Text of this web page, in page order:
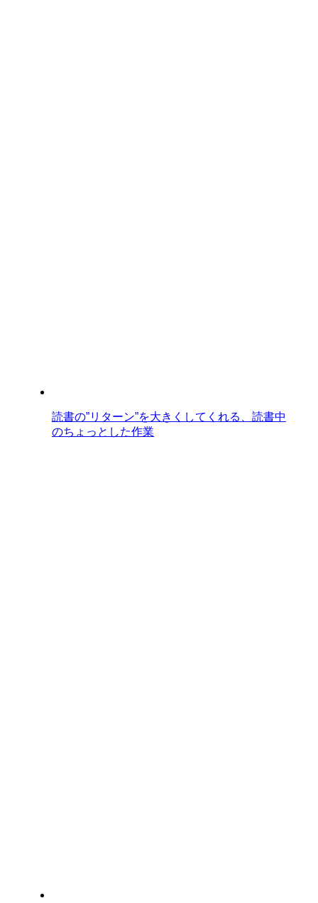
読書の”リターン”を大きくしてくれる、読書中
のちょっとした作業